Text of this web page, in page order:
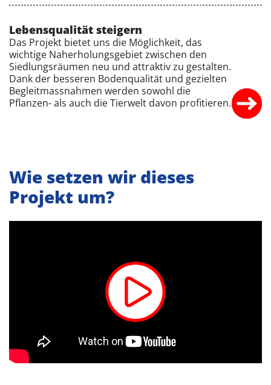
Lebensqualität steigern
Das Projekt bietet uns die Möglichkeit, das
wichtige Naherholungsgebiet zwischen den
Siedlungsräumen neu und attraktiv zu gestalten.
Dank der besseren Bodenqualität und gezielten
Begleitmassnahmen werden sowohl die
Pflanzen- als auch die Tierwelt davon profitieren.
Wie setzen wir dieses
Projekt um?